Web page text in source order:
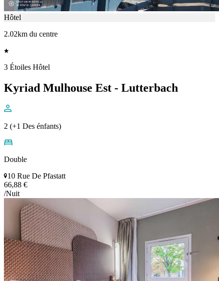
Hôtel
2.02km du centre
3 Étoiles Hôtel
Kyriad Mulhouse Est - Lutterbach
2 (+1 Des énfants)
Double
10 Rue De Pfastatt
66,88 €
/Nuit